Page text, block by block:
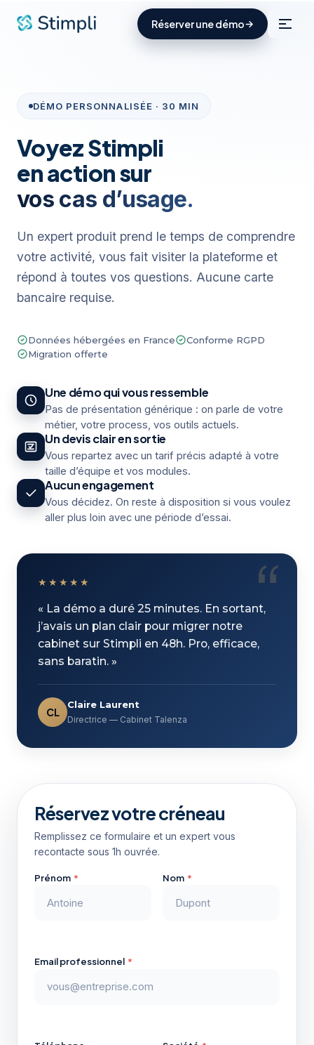
Panneau de gestion des cookies
Réserver une démo→
DÉMO PERSONNALISÉE · 30 MIN
Voyez Stimpli
en action sur
vos cas d’usage.
Un expert produit prend le temps de comprendre
votre activité, vous fait visiter la plateforme et
répond à toutes vos questions. Aucune carte
bancaire requise.
Données hébergées en France
Conforme RGPD
Migration offerte
Une démo qui vous ressemble
Pas de présentation générique : on parle de votre
métier, votre process, vos outils actuels.
Un devis clair en sortie
Vous repartez avec un tarif précis adapté à votre
taille d’équipe et vos modules.
Aucun engagement
Vous décidez. On reste à disposition si vous voulez
aller plus loin avec une période d’essai.
★★★★★
« La démo a duré 25 minutes. En sortant,
j’avais un plan clair pour migrer notre
cabinet sur Stimpli en 48h. Pro, efficace,
sans baratin. »
CL
Claire Laurent
Directrice — Cabinet Talenza
Réservez votre créneau
Remplissez ce formulaire et un expert vous
recontacte sous 1h ouvrée.
Prénom * Nom *
Email professionnel *